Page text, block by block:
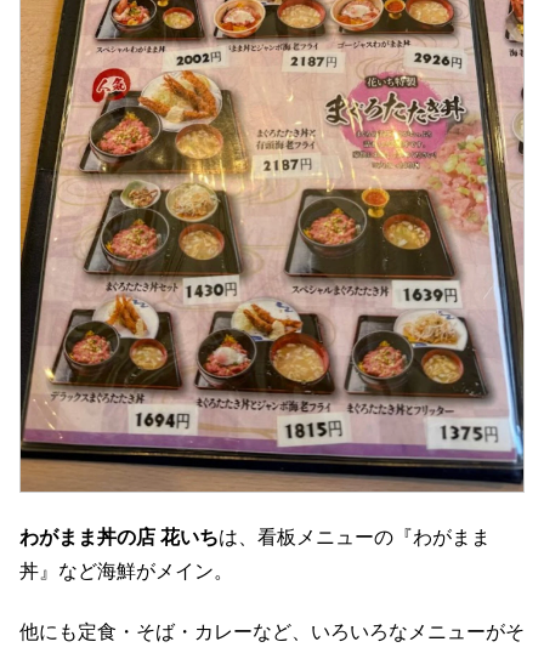
わがまま丼の店 花いちは、看板メニューの『わがまま
丼』など海鮮がメイン。
他にも定食・そば・カレーなど、いろいろなメニューがそ